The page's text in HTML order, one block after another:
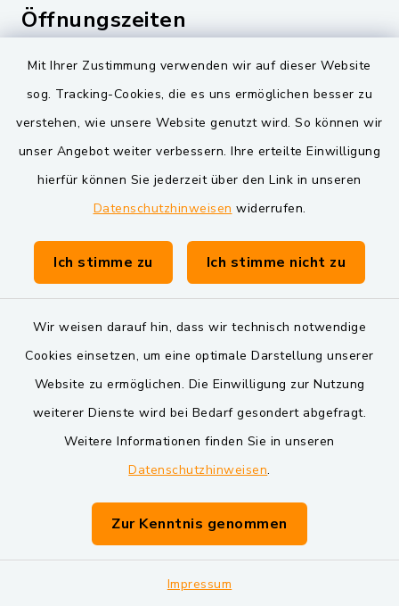
Mit Ihrer Zustimmung verwenden wir auf dieser Website
sog. Tracking-Cookies, die es uns ermöglichen besser zu
verstehen, wie unsere Website genutzt wird. So können wir
unser Angebot weiter verbessern. Ihre erteilte Einwilligung
hierfür können Sie jederzeit über den Link in unseren
Datenschutzhinweisen widerrufen.
Ich stimme zu Ich stimme nicht zu
Wir weisen darauf hin, dass wir technisch notwendige
Cookies einsetzen, um eine optimale Darstellung unserer
Website zu ermöglichen. Die Einwilligung zur Nutzung
weiterer Dienste wird bei Bedarf gesondert abgefragt.
Weitere Informationen finden Sie in unseren
Datenschutzhinweisen.
Zur Kenntnis genommen
Impressum
Öffnungszeiten
Montag bis Freitag:
08:00-12:00 Uhr
Montag und Dienstag zusätzlich:
14:00-16:00 Uhr
Donnerstag zusätzlich:
Bitte vereinbaren Sie einen Termin!
Quicklinks
Landkreis Schwandorf
Oberpfälzer Wald
VG und Gemeinden